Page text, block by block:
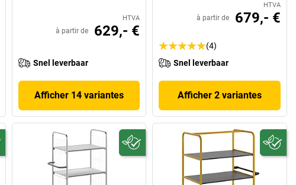
HTVA
à partir de 629,- €
Snel leverbaar
Afficher 14 variantes
HTVA
à partir de 679,- €
(4)
Snel leverbaar
Afficher 2 variantes